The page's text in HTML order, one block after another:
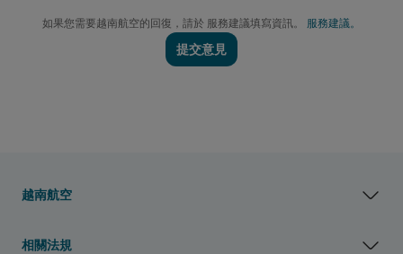
如果您需要越南航空的回復，請於 服務建議填寫資訊。 服務建議。
提交意見
越南航空
相關法規